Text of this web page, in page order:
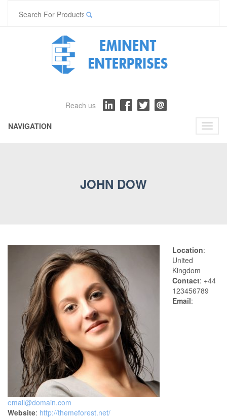
Reach us
NAVIGATION
JOHN DOW
Location:
United
Kingdom
Contact: +44
123456789
Email:
email@domain.com
Website: http://themeforest.net/